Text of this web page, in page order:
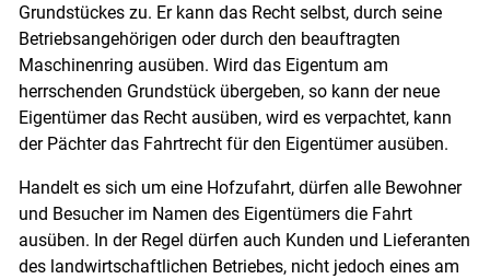
Grundstückes zu. Er kann das Recht selbst, durch seine
Betriebsangehörigen oder durch den beauftragten
Maschinenring ausüben. Wird das Eigentum am
herrschenden Grundstück übergeben, so kann der neue
Eigentümer das Recht ausüben, wird es verpachtet, kann
der Pächter das Fahrtrecht für den Eigentümer ausüben.
Handelt es sich um eine Hofzufahrt, dürfen alle Bewohner
und Besucher im Namen des Eigentümers die Fahrt
ausüben. In der Regel dürfen auch Kunden und Lieferanten
des landwirtschaftlichen Betriebes, nicht jedoch eines am